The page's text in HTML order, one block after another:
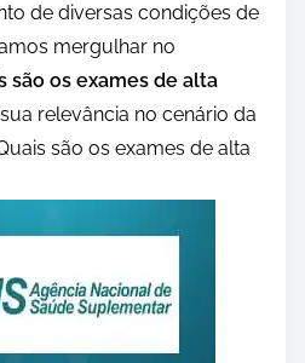
de diversas condições de
mergulhar no
são os exames de alta
relevância no cenário da
são os exames de alta